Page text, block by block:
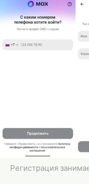
Регистрация